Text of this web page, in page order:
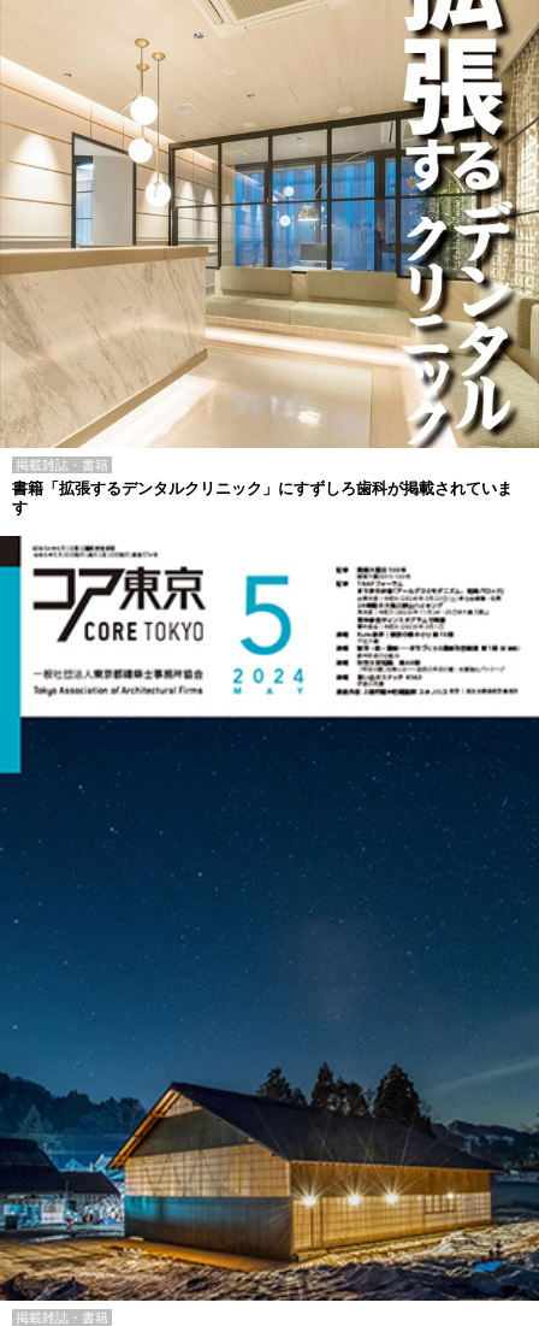
掲載雑誌・書籍
書籍「拡張するデンタルクリニック」にすずしろ歯科が掲載されていま
す
掲載雑誌・書籍